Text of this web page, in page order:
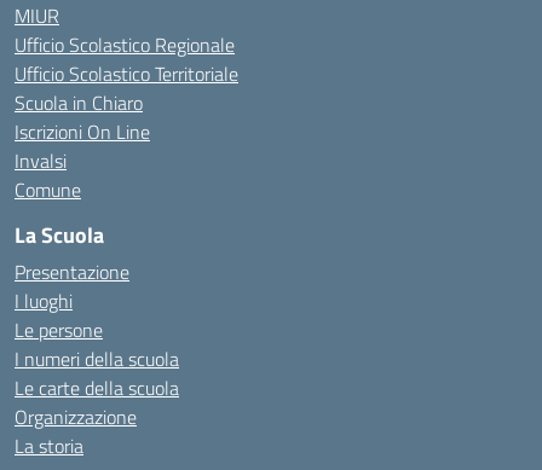
MIUR
Ufficio Scolastico Regionale
Ufficio Scolastico Territoriale
Scuola in Chiaro
Iscrizioni On Line
Invalsi
Comune
La Scuola
Presentazione
I luoghi
Le persone
I numeri della scuola
Le carte della scuola
Organizzazione
La storia